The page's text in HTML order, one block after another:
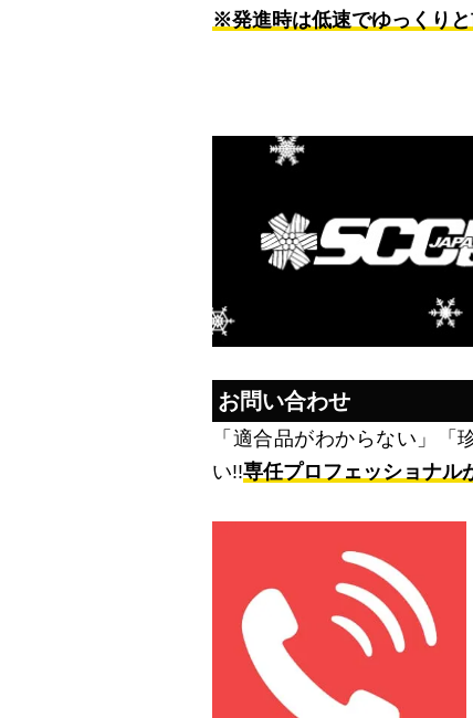
※発進時は低速でゆっくりと
お問い合わせ
「適合品がわからない」
い!!専任プロフェッショナル